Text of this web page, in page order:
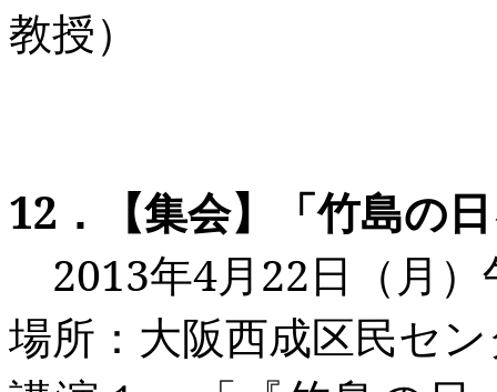
教授）
12 ．
【集会】「竹島の
2013年4月22日（月
場所： 大阪西成区民セ